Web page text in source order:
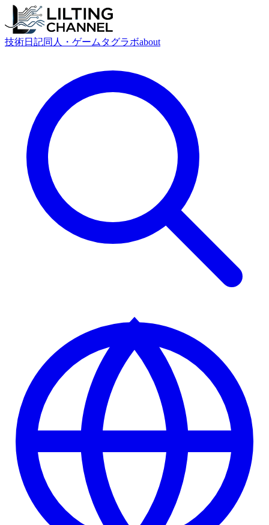
技術日記同人・ゲーム タグラボabout